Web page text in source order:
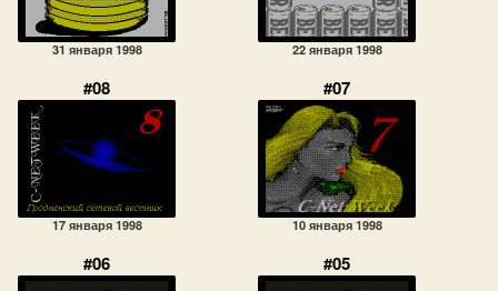
31 января 1998 22 января 1998
#08
17 января 1998
#07
10 января 1998
#06 #05